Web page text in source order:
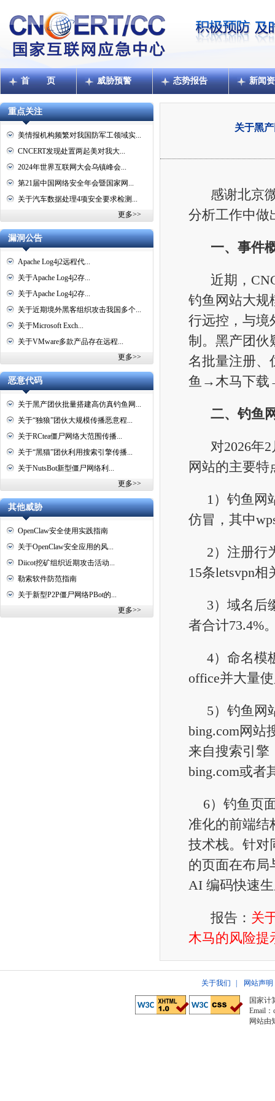
首 页 威胁预警 态势报告 新闻
重点关注
美情报机构频繁对我国防军工领域实...
CNCERT发现处置两起美对我大...
2024年世界互联网大会乌镇峰会...
第21届中国网络安全年会暨国家网...
关于汽车数据处理4项安全要求检测...
更多>>
漏洞公告
Apache Log4j2远程代...
关于Apache Log4j2存...
关于Apache Log4j2存...
关于近期境外黑客组织攻击我国多个...
关于Microsoft Exch...
关于VMware多款产品存在远程...
更多>>
恶意代码
关于黑产团伙批量搭建高仿真钓鱼网...
关于“独狼”团伙大规模传播恶意程...
关于RCtea僵尸网络大范围传播...
关于“黑猫”团伙利用搜索引擎传播...
关于NutsBot新型僵尸网络利...
更多>>
其他威胁
OpenClaw安全使用实践指南
关于OpenClaw安全应用的风...
Diicot挖矿组织近期攻击活动...
勒索软件防范指南
关于新型P2P僵尸网络PBot的...
更多>>
关于黑
感谢北京微
分析工作中做
一、事件
近期，
钓鱼网站大规
行远控，与境
制。黑产团伙
名批量注册、
鱼→木马下载
二、钓鱼
对2026年2
网站的主要特
1）钓鱼网
仿冒，其中
2）注册行
15条letsvpn相
3）域名后
者合计73.4%
4）命名模
office并大量
5）钓鱼网
bing.com网站
来自搜索引擎
bing.com或者
6）钓鱼页
准化的前端结
技术栈。针对
的页面在布局
AI 编码快速
报告： 关
木马的风险提
关于我们
网站声明
国家计
Email
网站由